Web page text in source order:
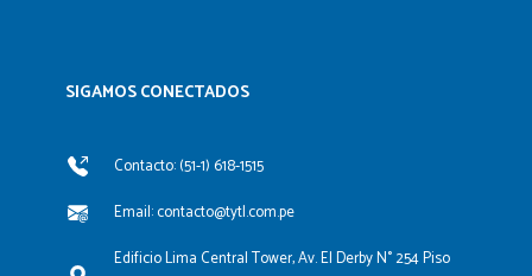
SIGAMOS CONECTADOS​
Contacto: (51-1) 618-1515
Email: contacto@tytl.com.pe
Edificio Lima Central Tower, Av. El Derby N° 254 Piso